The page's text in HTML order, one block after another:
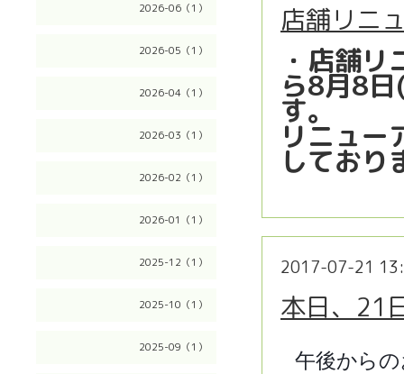
2026-06（1）
2026-05（1）
2026-04（1）
2026-03（1）
2026-02（1）
2026-01（1）
2025-12（1）
2025-10（1）
2025-09（1）
店舗リニ
・店舗
ら8月8
す。
リニュー
しており
2017-07-21
本日、21
午後から